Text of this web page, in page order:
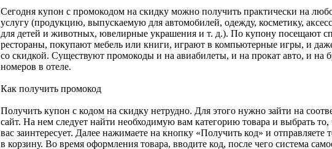
Сегодня купон с промокодом на скидку можно получить практически на
услугу (продукцию, выпускаемую для автомобилей, одежду, косметику,
для детей и животных, ювелирные украшения и т. д.). По купону посещают
рестораны, покупают мебель или книги, играют в компьютерные игры, и
со скидкой. Существуют промокоды и на авиабилеты, и на прокат авто, и на
номеров в отеле.
Как получить промокод
Получить купон с кодом на скидку нетрудно. Для этого нужно зайти на
сайт. На нем следует найти необходимую вам категорию товара и выбрать то,
вас заинтересует. Далее нажимаете на кнопку «Получить код» и отправляете
в корзину. Во время оформления товара, вводите код, после чего система